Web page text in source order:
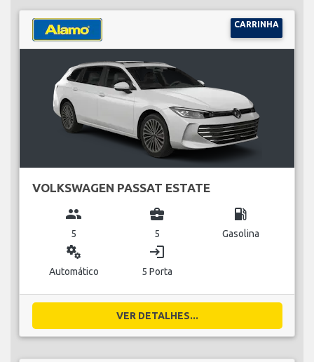
CARRINHA
VOLKSWAGEN PASSAT ESTATE
group
5
business_center
5
local_gas_station
Gasolina
miscellaneous_services
Automático
login
5 Porta
VER DETALHES...